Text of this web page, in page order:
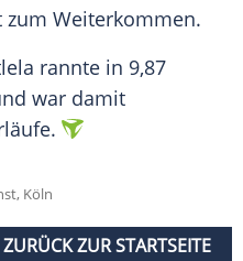
zum Weiterkommen.
rannte in 9,87
war damit
Köln
ZURÜCK ZUR STARTSEITE